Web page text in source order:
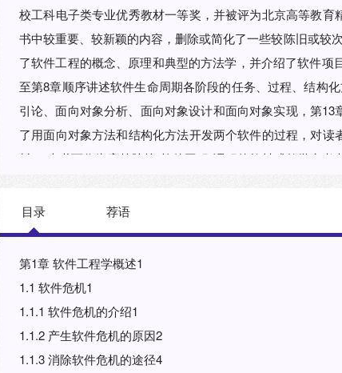
校工科电子类专业优秀教材一等奖，并被评为北京高等教
书中较重要、较新颖的内容，删除或简化了一些较陈旧或较次要的内容，
了软件工程的概念、原理和典型的方法学，并介绍了软件
至第8章顺序讲述软件生命周期各阶段的任务、过程、结构
引论、面向对象分析、面向对象设计和面向对象实现，第
了用面向对象方法和结构化方法开发两个软件的过程，对
料。 本书可作为高等院校“软件工程”课程的教材或教学参
目录
荐语
第1章 软件工程学概述1
1.1 软件危机1
1.1.1 软件危机的介绍1
1.1.2 产生软件危机的原因2
1.1.3 消除软件危机的途径4